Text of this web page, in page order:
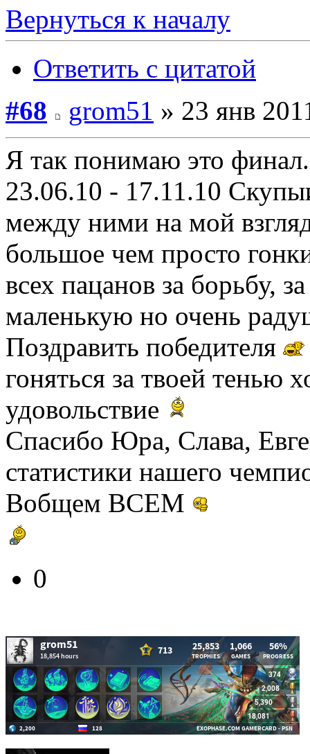
Вернуться к началу
Ответить с цитатой
#68
grom51 » 23 янв
Я так понимаю это
23.06.10 - 17.11.10
между ними на мой
большое чем просто
всех пацанов за борьбу,
маленькую но очень
Поздравить победителя
гоняться за твоей тенью
удовольствие
Спасибо Юра, Слава,
статистики нашего
Вобщем ВСЕМ
0